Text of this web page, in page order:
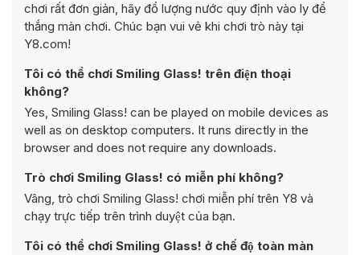
chơi rất đơn giản, hãy đổ lượng nước quy định vào ly để
thắng màn chơi. Chúc bạn vui vẻ khi chơi trò này tại
Y8.com!
Tôi có thể chơi Smiling Glass! trên điện thoại
không?
Yes, Smiling Glass! can be played on mobile devices as
well as on desktop computers. It runs directly in the
browser and does not require any downloads.
Trò chơi Smiling Glass! có miễn phí không?
Vâng, trò chơi Smiling Glass! chơi miễn phí trên Y8 và
chạy trực tiếp trên trình duyệt của bạn.
Tôi có thể chơi Smiling Glass! ở chế độ toàn màn